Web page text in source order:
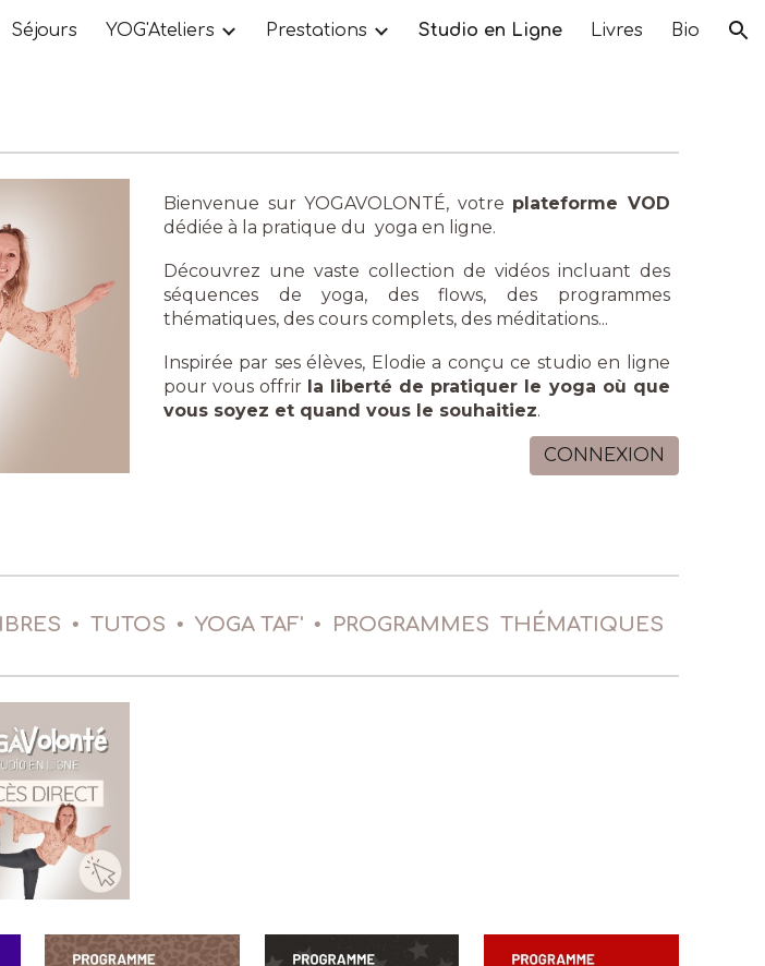
Skip to navigation
Séjours YOG'Ateliers Prestations Studio en Ligne Livres Bio
Bienvenue sur YOGAVOLONTÉ, votre plateforme VOD
dédiée à la pratique du yoga en ligne.
Découvrez une vaste collection de vidéos incluant des
séquences de yoga, des flows, des programmes
thématiques, des cours complets, des méditations...
Inspirée par ses élèves, Elodie a conçu ce studio en ligne
pour vous offrir la liberté de pratiquer le yoga où que
vous soyez et quand vous le souhaitiez.
CONNEXION
• TUTOS • YOGA TAF' • PROGRAMMES THÉMATIQUES